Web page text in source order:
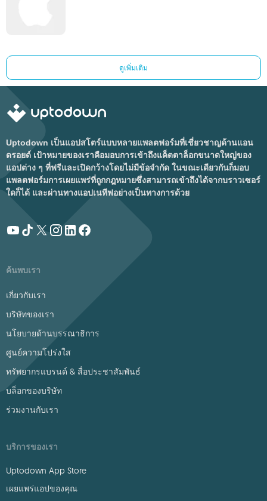
ดูเพิ่มเติม
Uptodown เป็นแอปสโตร์แบบหลายแพลตฟอร์มที่เชี่ยวชาญด้านแอน
ดรอยด์ เป้าหมายของเราคือมอบการเข้าถึงแค็ตตาล็อกขนาดใหญ่ของ
แอปต่าง ๆ ที่ฟรีและเปิดกว้างโดยไม่มีข้อจำกัด ในขณะเดียวกันก็มอบ
แพลตฟอร์มการเผยแพร่ที่ถูกกฎหมายซึ่งสามารถเข้าถึงได้จากบราวเซอร์
ใดก็ได้ และผ่านทางแอปเนทีฟอย่างเป็นทางการด้วย
ค้นพบเรา
เกี่ยวกับเรา
บริษัทของเรา
นโยบายด้านบรรณาธิการ
ศูนย์ความโปร่งใส
ทรัพยากรแบรนด์ & สื่อประชาสัมพันธ์
บล็อกของบริษัท
ร่วมงานกับเรา
บริการของเรา
Uptodown App Store
เผยแพร่แอปของคุณ